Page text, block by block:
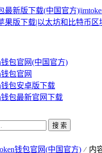
钱包官网(中国官方)
包官网
钱包安卓版下载
钱包最新官网下载
搜 索
钱包官网(中国官方) 内